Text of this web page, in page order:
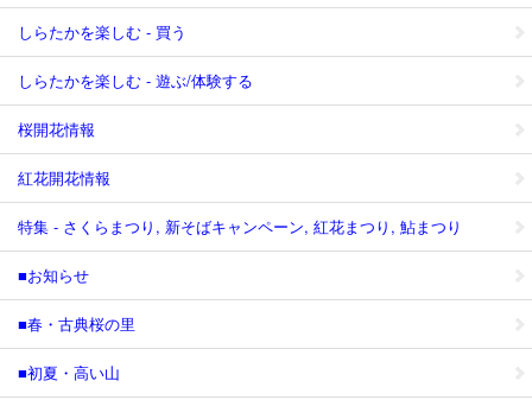
しらたかを楽しむ - 買う
しらたかを楽しむ - 遊ぶ/体験する
桜開花情報
紅花開花情報
特集 - さくらまつり, 新そばキャンペーン, 紅花まつり, 鮎まつり
■お知らせ
■春・古典桜の里
■初夏・高い山